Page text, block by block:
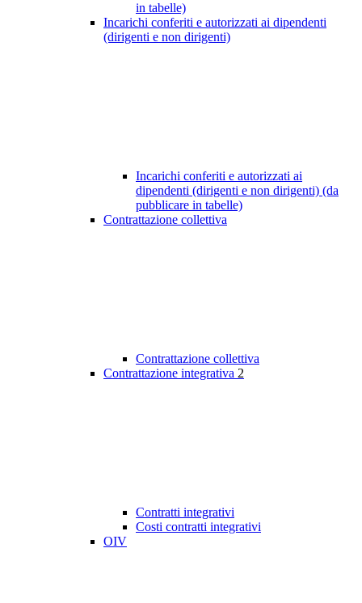
in tabelle)
Incarichi conferiti e autorizzati ai dipendenti
(dirigenti e non dirigenti)
Incarichi conferiti e autorizzati ai
dipendenti (dirigenti e non dirigenti) (da
pubblicare in tabelle)
Contrattazione collettiva
Contrattazione collettiva
Contrattazione integrativa 2
Contratti integrativi
Costi contratti integrativi
OIV